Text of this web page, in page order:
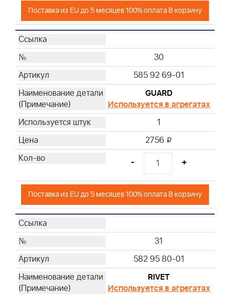
Поставка из EU до 5 месяцев 100% оплата В корзину
30
585 92 69-01
GUARD
Используется в агрегатах
1
2756 i
- +
Поставка из EU до 5 месяцев 100% оплата В корзину
31
582 95 80-01
RIVET
Используется в агрегатах